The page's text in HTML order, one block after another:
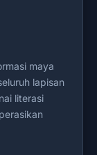
maya
lapisan
literasi